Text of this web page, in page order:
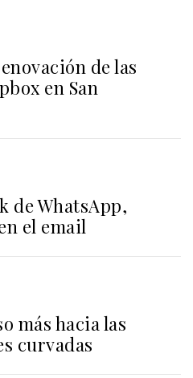
de las
en San
de WhatsApp,
el email
más hacia las
curvadas